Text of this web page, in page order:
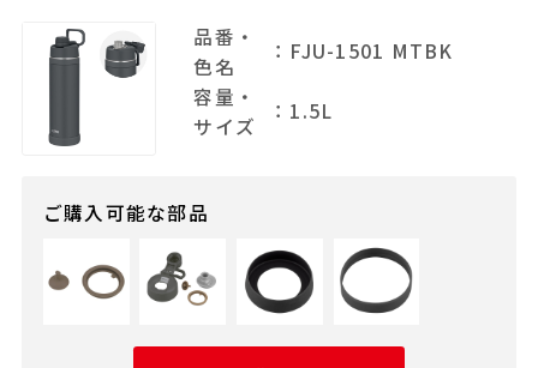
品番・
色名
：FJU-1501 MTBK
容量・
サイズ
：1.5L
ご購入可能な部品